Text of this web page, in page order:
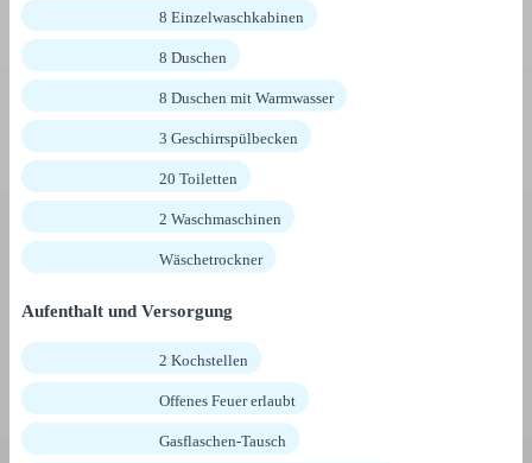
8 Einzelwaschkabinen
8 Duschen
8 Duschen mit Warmwasser
3 Geschirrspülbecken
20 Toiletten
2 Waschmaschinen
Wäschetrockner
Aufenthalt und Versorgung
2 Kochstellen
Offenes Feuer erlaubt
Gasflaschen-Tausch